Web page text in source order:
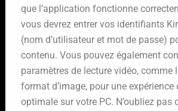
que l’application fonctionne
vous devrez entrer vos identifiants
(nom d’utilisateur et mot de passe)
contenu. Vous pouvez également
paramètres de lecture vidéo, comme
format d’image, pour une expérience
optimale sur votre PC. N’oubliez pas